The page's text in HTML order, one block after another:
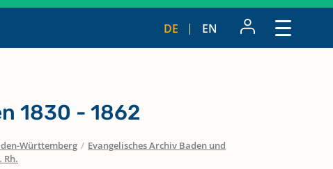
DE EN
1830 - 1862
Württemberg / Evangelisches Archiv Baden und
Rh.